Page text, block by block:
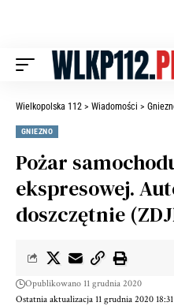
Wielkopolska 112 > Wiadomości >
GNIEZNO
Pożar
ekspresowej.
doszczętnie
Ostatnia aktualizacja 11 grudnia 2020 18:31
Opublikowano 11 grudnia 2020